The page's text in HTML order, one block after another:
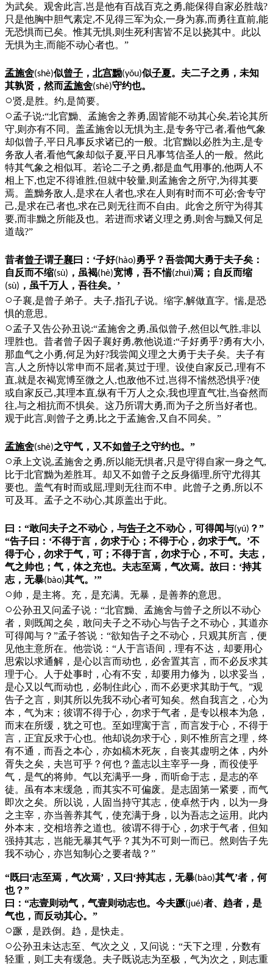
为武矣。观舍此言,岂是他有百战百克之勇,能保得自家必胜哉?
只是他胸中胆气素定,不见得三军为众,一身为寡,而勇往直前,能
无恐惧而已矣。惟其无惧,则生死利害皆不足以挠其中。此以
无惧为主,而能不动心者也。”
孟施舍(shè)似曾子 ， 北宫黝(yǒu)似子夏。夫二子之勇，未知
其孰贤，然而孟施舍(shè)守约也。
○贤,是胜。约,是简要。
○孟子说:“北官黝、孟施舍之养勇,固皆能不动其心矣,若论其所
守,则亦有不同。盖孟施舍以无惧为主,是专务守己者,看他气象
却似曾子,平日凡事反求诸已的一般。北官黝以必胜为主,是专
务敌人者,看他气象却似子夏,平日凡事笃信圣人的一般。然此
特其气象之相似耳。若论二子之勇,都是血气用事的,他两人不
相上下,也定不得谁胜,但就中较量,则孟施舍之所守,为得其要
焉。盖黝务敌人,是求在人者也,求在人则有时而不可必;舍专守
己,是求在己者也,求在己则无往而不自由。此舍之所守为得其
要,而非黝之所能及也。若进而求诸义理之勇,则舍与黝又何足
道哉?”
昔者曾子谓子襄曰：‘子好(hào)勇乎？吾尝闻大勇于夫子矣：
自反而不缩(sù) ，虽褐(hè)宽博，吾不惴(zhuì)焉；自反而缩
(sù) ，虽千万人，吾往矣。’
○子襄,是曾子弟子。夫子,指孔子说。缩字,解做直字。惴,是恐
惧的意思。
○孟子又告公孙丑说:“孟施舍之勇,虽似曾子,然但以气胜,非以
理胜也。昔者曾子因子襄好勇,教他说道:“子好勇乎?勇有大小,
那血气之小勇,何足为好?我尝闻义理之大勇于夫子矣。夫子有
言,人之所恃以常申而不屈者,莫过于理。设使自家反己,理有不
直,就是衣褐宽博至微之人,也敌他不过,岂得不惴然恐惧乎?使
或自家反己,其理本直,纵有千万人之众,我也理直气壮,当奋然而
往,与之相抗而不惧矣。这乃所谓大勇,而为子之所当好者也。
观于此言,则曾子之勇,比之于孟施舍,又自不同矣。”
孟施舍(shè)之守气，又不如曾子之守约也。”
○承上文说,孟施舍之勇,所以能无惧者,只是守得自家一身之气,
比于北官黝为差胜耳。却又不如曾子之反身循理,所守尤得其
要也。盖气有时而或屈,理则无往而不申。此曾子之勇,所以不
可及耳。孟子之不动心,其原盖出于此。
曰：“敢问夫子之不动心，与告子之不动心，可得闻与(yú) ？”
“告子曰：‘不得于言，勿求于心；不得于心，勿求于气。’不
得于心，勿求于气，可；不得于言，勿求于心，不可。夫志，
气之帅也；气，体之充也。夫志至焉，气次焉。故曰：‘持其
志，无暴(bào)其气。’”
○帅，是主将。充，是充满。无暴，是善养的意思。
○公孙丑又问孟子说：“北官黝、孟施舍与曾子之所以不动心
者，则既闻之矣，敢问夫子之不动心与告子之不动心，其道亦
可得闻与？”孟子答说：“欲知告子之不动心，只观其所言，便
见他主意所在。他尝说：“人于言语间，理有不达，却要用心
思索以求通解，是心以言而动也，必舍置其言，而不必反求其
理于心。人于处事时，心有不安，却要用力修为，以求妥当，
是心又以气而动也，必制住此心，而不必更求其助于气。”观
告子之言，则其所以先我不动心者可知矣。然自我言之，心为
本，气为末；彼谓不得于心，勿求于气者，是专以根本为急，
而末在所缓，犹之可也。至如理寓于言，而言发于心，不得于
言，正宜反求于心也。他却说勿求于心，则不惟所言之理，终
有不通，而吾之本心，亦如槁木死灰，自丧其虚明之体，内外
胥失之矣，夫岂可乎？何也？盖志以主宰乎一身，而役使乎
气，是气的将帅。气以充满乎一身，而听命于志，是志的卒
徒。虽有本末缓急，而其实不可偏废。是志固第一紧要，而气
即次之矣。所以说，人固当持守其志，使卓然于内，以为一身
之主宰，亦当善养其气，使充满于身，以为吾志之运用。此内
外本末，交相培养之道也。彼谓不得于心，勿求于气者，但知
强持其志，岂能无暴其气乎？其为不可则一而已。然则告子先
我不动心，亦岂知制心之要者哉？”
“既曰‘志至焉，气次焉’，又曰‘持其志，无暴(bào)其气’者，何
也？”
曰：“志壹则动气，气壹则动志也。今夫蹶(jué)者、趋者，是
气也，而反动其心。”
○蹶，是跌倒。趋，是快走。
○公孙丑未达志至、气次之义，又问说：“天下之理，分数有
轻重，则工夫有缓急。夫子既说志为至极，气为次之，则志重